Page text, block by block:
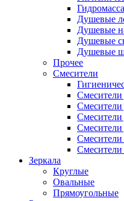
Душевые
Душевые
Душевые
Душевые
Прочее
Смесители
Смесители
Смесители
Зеркала
Круглые
Овальные
Прямоугольные